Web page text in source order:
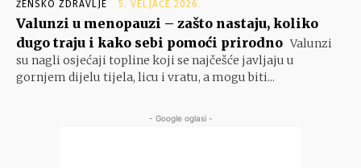
ŽENSKO ZDRAVLJE 5. VELJAČE 2026.
Valunzi u menopauzi – zašto nastaju, koliko
dugo traju i kako sebi pomoći prirodno Valunzi
su nagli osjećaji topline koji se najčešće javljaju u
gornjem dijelu tijela, licu i vratu, a mogu biti...
- Google oglasi -